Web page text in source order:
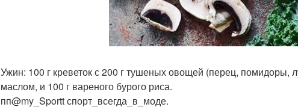
Ужин: 100 г креветок с 200 г тушеных овощей (перец, помидоры,
маслом, и 100 г вареного бурого риса.
пп@my_Sportt спорт_всегда_в_моде.